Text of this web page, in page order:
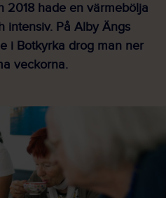
2018 hade en värmebölja
intensiv. På Alby Ängs
i Botkyrka drog man ner
veckorna.